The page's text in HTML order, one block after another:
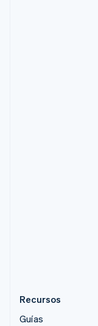
Recursos
Guías